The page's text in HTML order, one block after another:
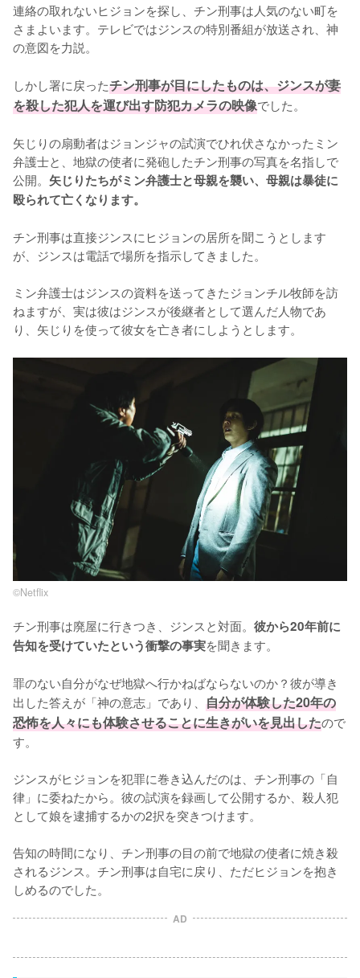
連絡の取れないヒジョンを探し、チン刑事は人気のない町を
さまよいます。テレビではジンスの特別番組が放送され、神
の意図を力説。
しかし署に戻ったチン刑事が目にしたものは、ジンスが妻
を殺した犯人を運び出す防犯カメラの映像でした。
矢じりの扇動者はジョンジャの試演でひれ伏さなかったミン
弁護士と、地獄の使者に発砲したチン刑事の写真を名指しで
公開。 矢じりたちがミン弁護士と母親を襲い、母親は暴徒に
殴られて亡くなります。
チン刑事は直接ジンスにヒジョンの居所を聞こうとします
が、ジンスは電話で場所を指示してきました。
ミン弁護士はジンスの資料を送ってきたジョンチル牧師を訪
ねますが、実は彼はジンスが後継者として選んだ人物であ
り、矢じりを使って彼女を亡き者にしようとします。
©︎Netflix
チン刑事は廃屋に行きつき、ジンスと対面。 彼から20年前に
告知を受けていたという衝撃の事実を聞きます。
罪のない自分がなぜ地獄へ行かねばならないのか？彼が導き
出した答えが「神の意志」であり、 自分が体験した20年の
恐怖を人々にも体験させることに生きがいを見出したので
す。
ジンスがヒジョンを犯罪に巻き込んだのは、チン刑事の「自
律」に委ねたから。彼の試演を録画して公開するか、殺人犯
として娘を逮捕するかの2択を突きつけます。
告知の時間になり、チン刑事の目の前で地獄の使者に焼き殺
されるジンス。チン刑事は自宅に戻り、ただヒジョンを抱き
しめるのでした。
AD